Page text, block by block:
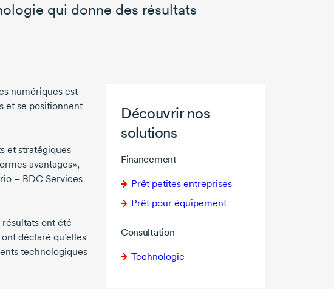
qui donne des résultats
Découvrir nos
solutions
Financement
Prêt petites entreprises
Prêt pour équipement
Consultation
Technologie
numériques est
et se positionnent
et stratégiques
avantages»,
– BDC Services
ont été
déclaré qu’elles
technologiques